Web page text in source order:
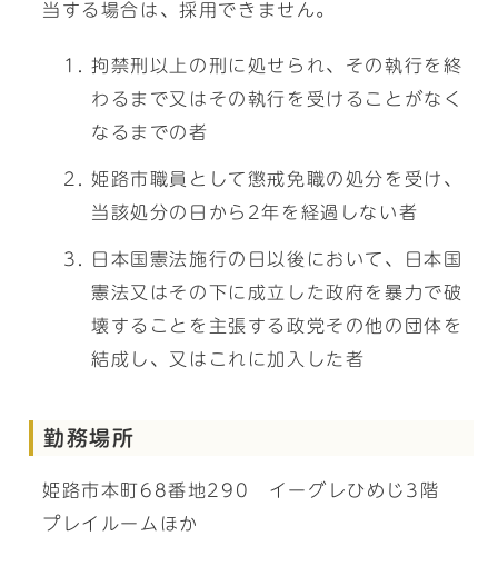
当する場合は、採用できません。
拘禁刑以上の刑に処せられ、その執行を終
わるまで又はその執行を受けることがなく
なるまでの者
姫路市職員として懲戒免職の処分を受け、
当該処分の日から2年を経過しない者
日本国憲法施行の日以後において、日本国
憲法又はその下に成立した政府を暴力で破
壊することを主張する政党その他の団体を
結成し、又はこれに加入した者
勤務場所
姫路市本町68番地290 イーグレひめじ3階
プレイルームほか